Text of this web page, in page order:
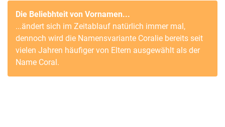
Die Beliebhteit von Vornamen...
...ändert sich im Zeitablauf natürlich immer mal,
dennoch wird die Namensvariante Coralie bereits seit
vielen Jahren häufiger von Eltern ausgewählt als der
Name Coral .